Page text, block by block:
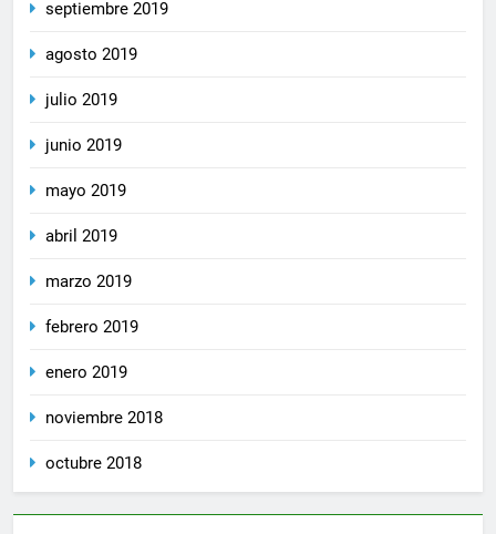
septiembre 2019
agosto 2019
julio 2019
junio 2019
mayo 2019
abril 2019
marzo 2019
febrero 2019
enero 2019
noviembre 2018
octubre 2018